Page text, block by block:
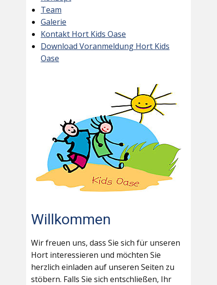
Team
Galerie
Kontakt Hort Kids Oase
Download Voranmeldung Hort Kids
Oase
Willkommen
Wir freuen uns, dass Sie sich für unseren
Hort interessieren und möchten Sie
herzlich einladen auf unseren Seiten zu
stöbern. Falls Sie sich entschließen, Ihr